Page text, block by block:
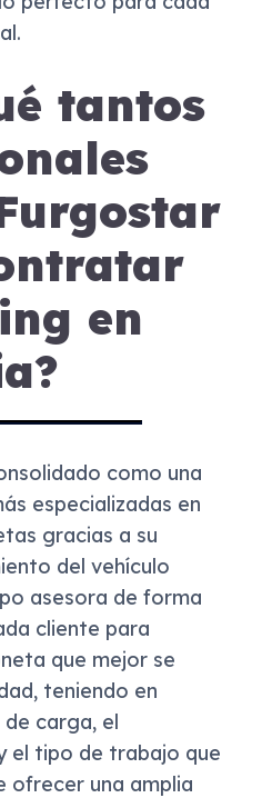
tantos
en
como una
especializadas en
gracias a su
del vehículo
asesora de forma
cliente para
que mejor se
teniendo en
carga, el
el tipo de trabajo que
ofrecer una amplia